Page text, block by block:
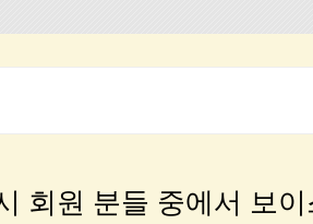
회원 분들 중에서 보